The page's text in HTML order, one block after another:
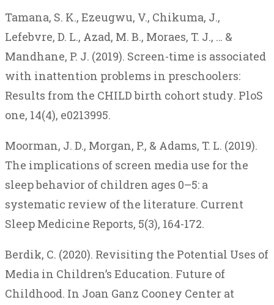
Tamana, S. K., Ezeugwu, V., Chikuma, J.,
Lefebvre, D. L., Azad, M. B., Moraes, T. J., … &
Mandhane, P. J. (2019). Screen-time is associated
with inattention problems in preschoolers:
Results from the CHILDbirth cohort study. PloS
one, 14(4), e0213995.
Moorman, J. D., Morgan, P., & Adams, T. L. (2019).
The implications of screen media use for the
sleepbehavior of children ages 0–5: a
systematic review of the literature. Current
Sleep Medicine Reports, 5(3), 164-172.
Berdik, C. (2020). Revisiting the Potential Uses of
Media in Children’s Education. Future of
Childhood. In Joan Ganz Cooney Center at